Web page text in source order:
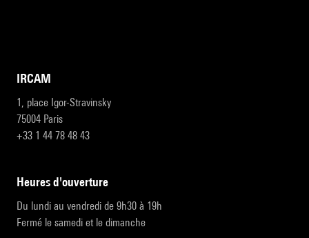
IRCAM
1, place Igor-Stravinsky
75004 Paris
+33 1 44 78 48 43
heures d'ouverture
Du lundi au vendredi de 9h30 à 19h
Fermé le samedi et le dimanche